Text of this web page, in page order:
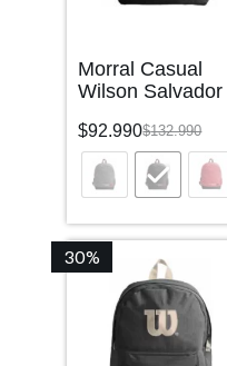
Morral Casual
Wilson Salvador
$132.990
$92.990
30%